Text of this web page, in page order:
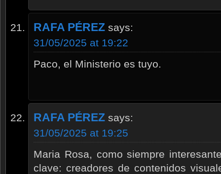
RAFA PÉREZ says:
31/05/2025 at 19:22
Paco, el Ministerio es tuyo.
RAFA PÉREZ says:
31/05/2025 at 19:25
Maria Rosa, como siempre
clave: creadores de contenidos